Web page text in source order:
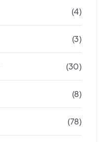
(4)
(3)
(30)
(8)
(78)